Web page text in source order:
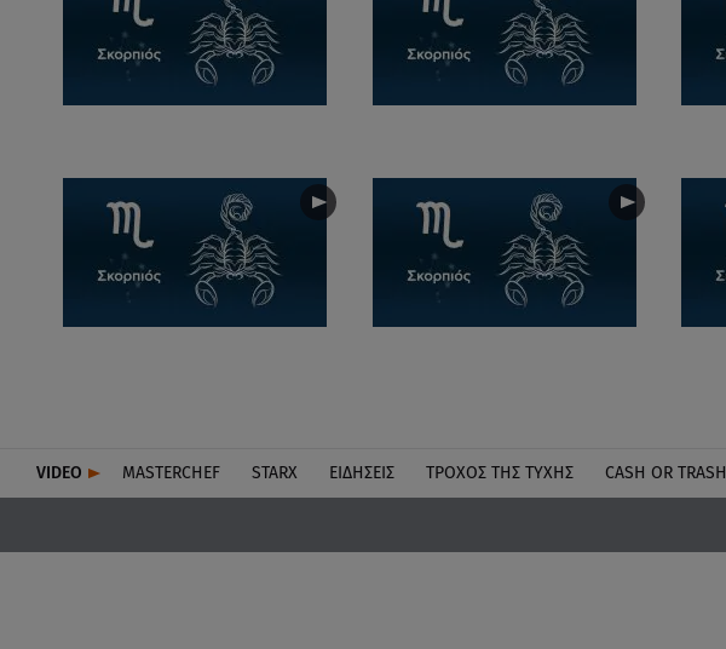
VIDEO MASTERCHEF STARX ΕΙΔΉΣΕΙΣ ΤΡΟΧΌΣ ΤΗΣ ΤΎΧΗΣ CASH OR TRASH